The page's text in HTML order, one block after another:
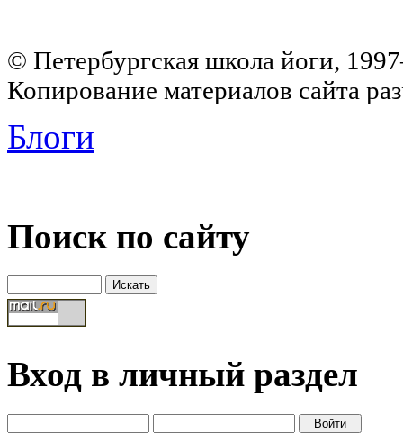
© Петербургская школа йоги,
Копирование материалов сайта
Блоги
Поиск по сайту
Вход в личный раздел